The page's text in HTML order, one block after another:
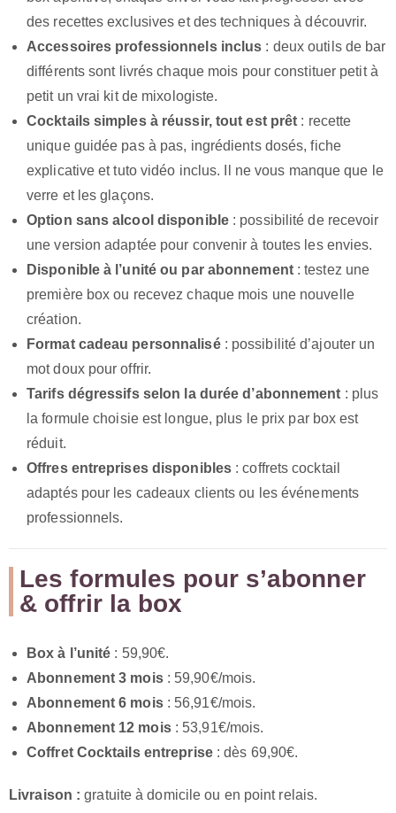
des recettes exclusives et des techniques à découvrir.
Accessoires professionnels inclus : deux outils de bar
différents sont livrés chaque mois pour constituer petit à
petit un vrai kit de mixologiste.
Cocktails simples à réussir, tout est prêt : recette
unique guidée pas à pas, ingrédients dosés, fiche
explicative et tuto vidéo inclus. Il ne vous manque que le
verre et les glaçons.
Option sans alcool disponible: possibilité de recevoir
une version adaptée pour convenir à toutes les envies.
Disponible à l’unité ou par abonnement: testez une
première box ou recevez chaque mois une nouvelle
création.
Format cadeau personnalisé: possibilité d’ajouter un
mot doux pour offrir.
Tarifs dégressifs selon la durée d’abonnement : plus
la formule choisie est longue, plus le prix par box est
réduit.
Offres entreprises disponibles : coffrets cocktail
adaptés pour les cadeaux clients ou les événements
professionnels.
Les formules pour s’abonner
& offrir la box
Box à l’unité : 59,90€.
Abonnement 3 mois: 59,90€/mois.
Abonnement 6 mois: 56,91€/mois.
Abonnement 12 mois: 53,91€/mois.
Coffret Cocktails entreprise: dès 69,90€.
Livraison : gratuite à domicile ou en point relais.